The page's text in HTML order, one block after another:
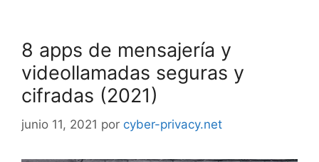
8 apps de mensajería y
videollamadas seguras y
cifradas (2021)
junio 11, 2021 por cyber-privacy.net